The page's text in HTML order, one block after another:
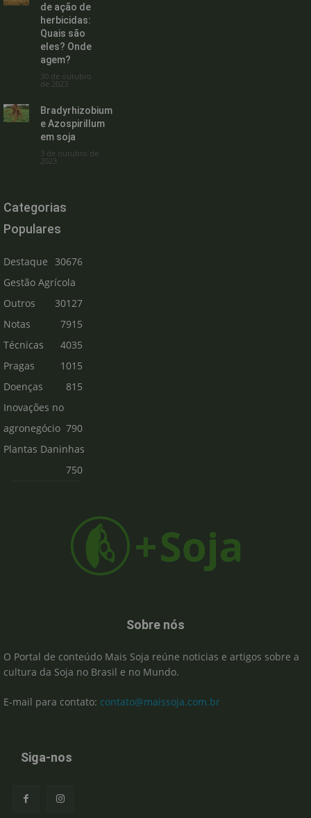
de ação de
herbicidas:
Quais são
eles? Onde
agem?
30 de outubro
de 2023
Bradyrhizobium
e Azospirillum
em soja
3 de outubro de
2023
Categorias
Populares
Destaque
30676
Gestão Agrícola
30127
Outros
7915
Notas
Técnicas
4035
Pragas
1015
Doenças
815
Inovações no
agronegócio 790
Plantas Daninhas
750
Sobre nós
O Portal de conteúdo Mais Soja reúne noticias e artigos sobre a
cultura da Soja no Brasil e no Mundo.
E-mail para contato: contato@maissoja.com.br
Siga-nos